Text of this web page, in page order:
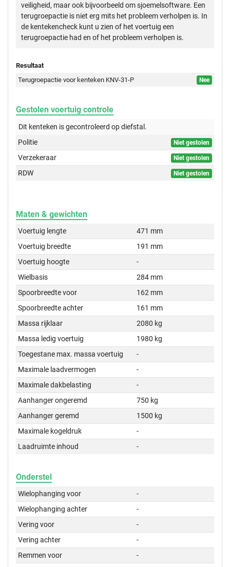
veiligheid, maar ook bijvoorbeeld om sjoemelsoftware. Een
terugroepactie is niet erg mits het probleem verholpen is. In
de kentekencheck kunt u zien of het voertuig een
terugroepactie had en of het probleem verholpen is.
Resultaat
Terugroepactie voor kenteken KNV-31-P
Nee
Gestolen voertuig controle
Dit kenteken is gecontroleerd opdiefstal.
Politie
Niet gestolen
Verzekeraar Niet gestolen
RDW Niet gestolen
Maten & gewichten
Voertuig lengte
471 mm
Voertuig breedte
191 mm
Voertuig hoogte
-
Wielbasis
284 mm
Spoorbreedte voor
162 mm
Spoorbreedte achter
161 mm
Massa rijklaar
2080 kg
Massa ledig voertuig
1980 kg
Toegestane max. massa voertuig
-
Maximale laadvermogen
-
Maximale dakbelasting
-
Aanhanger ongeremd
750 kg
Aanhanger geremd
1500 kg
Maximale kogeldruk
-
Laadruimte inhoud
-
Onderstel
Wielophanging voor
-
Wielophanging achter
-
Vering voor
-
Vering achter
-
Remmen voor
-